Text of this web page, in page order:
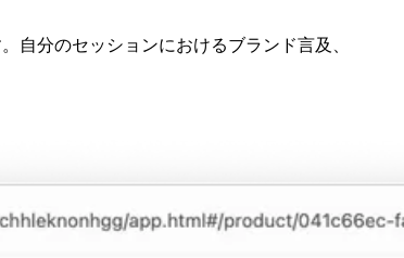
自分のセッションにおけるブランド言及、